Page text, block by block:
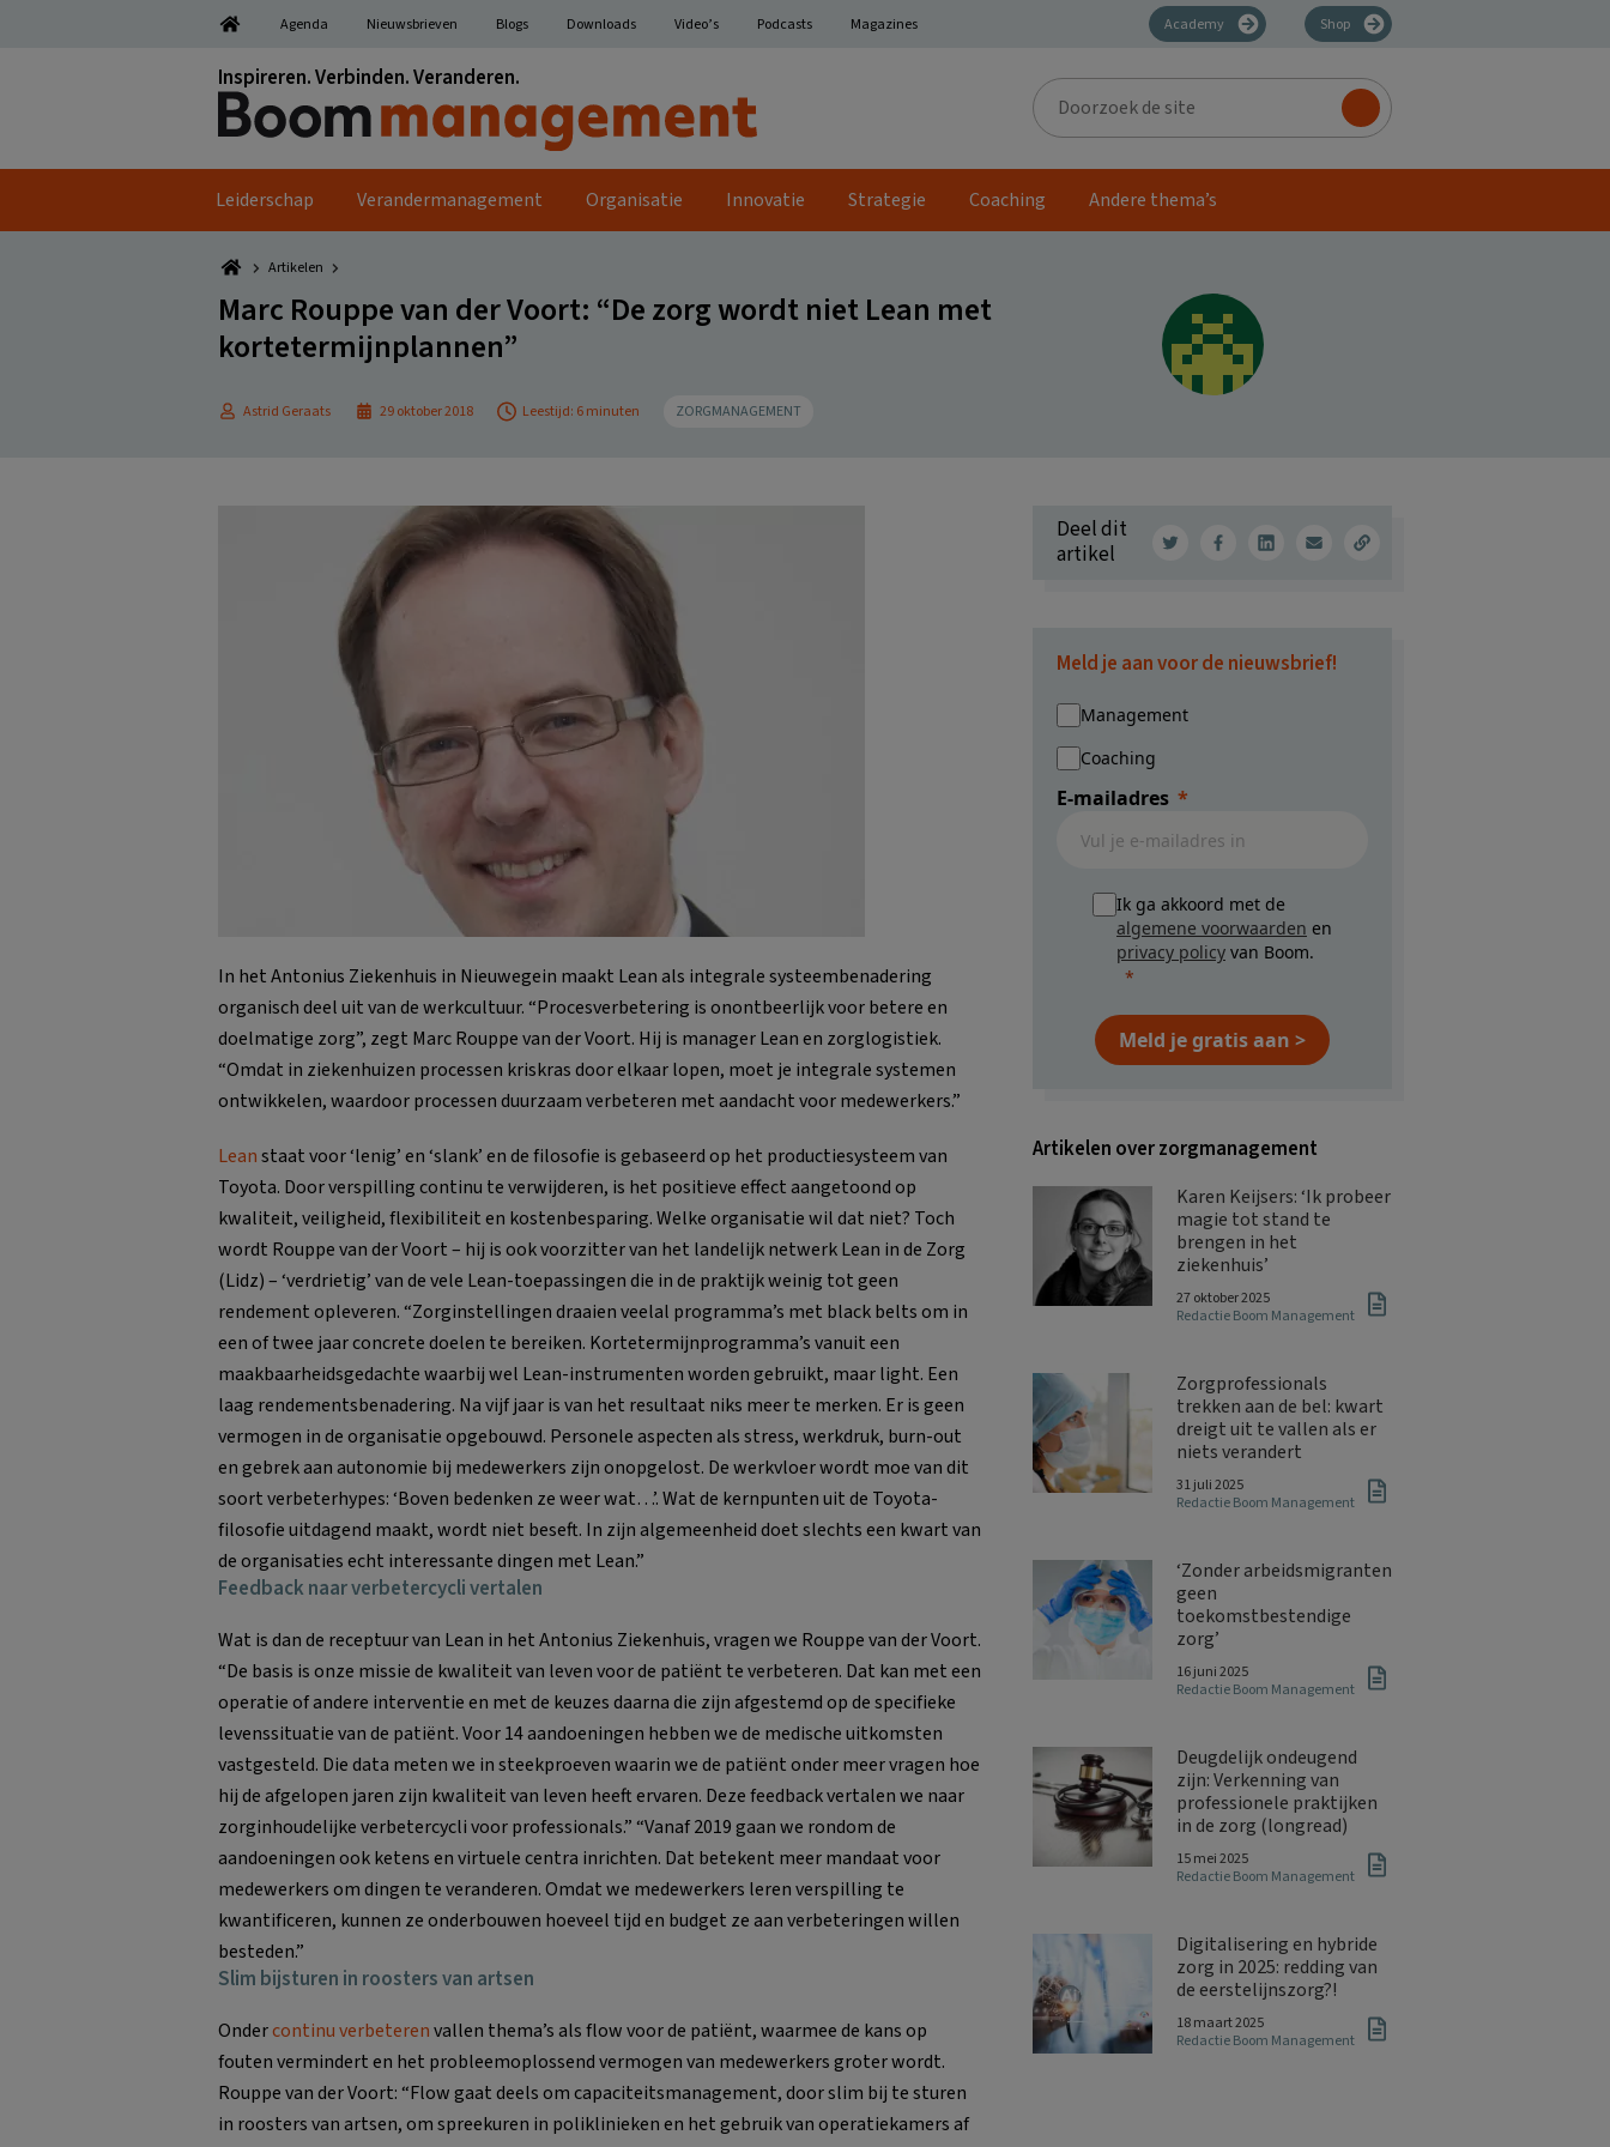
Agenda Nieuwsbrieven Blogs Downloads Video’s Podcasts Magazines Academy Shop
Inspireren. Verbinden. Veranderen.
Doorzoek
de
site
Leiderschap Verandermanagement Organisatie Innovatie Strategie Coaching Andere thema’s
Artikelen
Marc Rouppe van der Voort: “De zorg wordt niet Lean met
kortetermijnplannen”
Astrid Geraats 29 oktober 2018 Leestijd: 6 minuten ZORGMANAGEMENT
In het Antonius Ziekenhuis in Nieuwegein maakt Lean als integrale systeembenadering
organisch deel uit van de werkcultuur. “Procesverbetering is onontbeerlijk voor betere en
doelmatige zorg”, zegt Marc Rouppe van der Voort. Hij is manager Lean en zorglogistiek.
“Omdat in ziekenhuizen processen kriskras door elkaar lopen, moet je integrale systemen
ontwikkelen, waardoor processen duurzaam verbeteren met aandacht voor medewerkers.”
Leanstaat voor ‘lenig’ en ‘slank’ en de filosofie is gebaseerd op het productiesysteem van
Toyota. Door verspilling continu te verwijderen, is het positieve effect aangetoond op
kwaliteit, veiligheid, flexibiliteit en kostenbesparing. Welke organisatie wil dat niet? Toch
wordt Rouppe van der Voort – hij is ook voorzitter van het landelijk netwerk Lean in de Zorg
(Lidz) – ‘verdrietig’ van de vele Lean-toepassingen die in de praktijk weinig tot geen
rendement opleveren. “Zorginstellingen draaien veelal programma’s met black belts om in
een of twee jaar concrete doelen te bereiken. Kortetermijnprogramma’s vanuit een
maakbaarheidsgedachte waarbij wel Lean-instrumenten worden gebruikt, maar light. Een
laag rendementsbenadering. Na vijf jaar is van het resultaat niks meer te merken. Er is geen
vermogen in de organisatie opgebouwd. Personele aspecten als stress, werkdruk, burn-out
en gebrek aan autonomie bij medewerkers zijn onopgelost. De werkvloer wordt moe van dit
soort verbeterhypes: ‘Boven bedenken ze weer wat…’. Wat de kernpunten uit de Toyota-
filosofie uitdagend maakt, wordt niet beseft. In zijn algemeenheid doet slechts een kwart van
de organisaties echt interessante dingen met Lean.”
Feedback naar verbetercycli vertalen
Wat is dan de receptuur van Lean in het Antonius Ziekenhuis, vragen we Rouppe van der Voort.
“De basis is onze missie de kwaliteit van leven voor de patiënt te verbeteren. Dat kan met een
operatie of andere interventie en met de keuzes daarna die zijn afgestemd op de specifieke
levenssituatie van de patiënt. Voor 14 aandoeningen hebben we de medische uitkomsten
vastgesteld. Die data meten we in steekproeven waarin we de patiënt onder meer vragen hoe
hij de afgelopen jaren zijn kwaliteit van leven heeft ervaren. Deze feedback vertalen we naar
zorginhoudelijke verbetercycli voor professionals.” “Vanaf 2019 gaan we rondom de
aandoeningen ook ketens en virtuele centra inrichten. Dat betekent meer mandaat voor
medewerkers om dingen te veranderen. Omdat we medewerkers leren verspilling te
kwantificeren, kunnen ze onderbouwen hoeveel tijd en budget ze aan verbeteringen willen
besteden.”
Slim bijsturen in roosters van artsen
Ondercontinu verbeterenvallen thema’s als flow voor de patiënt, waarmee de kans op
fouten vermindert en het probleemoplossend vermogen van medewerkers groter wordt.
Rouppe van der Voort: “Flow gaat deels om capaciteitsmanagement, door slim bij te sturen
in roosters van artsen, om spreekuren in poliklinieken en het gebruik van operatiekamers af
Deel dit
artikel
Meld je aan voor de nieuwsbrief!
Management
Coaching
E-mailadres
Ik ga akkoord met de
algemene voorwaarden en
privacy policy van Boom.
Meld je gratis aan >
Artikelen over zorgmanagement
Karen Keijsers: ‘Ik probeer
magie tot stand te
brengen in het
ziekenhuis’
27 oktober 2025
Redactie Boom Management
Zorgprofessionals
trekken aan de bel: kwart
dreigt uit te vallen als er
niets verandert
31 juli 2025
Redactie Boom Management
‘Zonder arbeidsmigranten
geen
toekomstbestendige
zorg’
16 juni 2025
Redactie Boom Management
Deugdelijk ondeugend
zijn: Verkenning van
professionele praktijken
in de zorg (longread)
15 mei 2025
Redactie Boom Management
Digitalisering en hybride
zorg in 2025: redding van
de eerstelijnszorg?!
18 maart 2025
Redactie Boom Management